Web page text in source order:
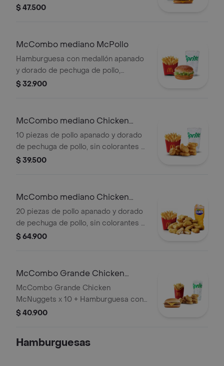
cinco quesos cremosos.
elección.
$ 47.500
McCombo mediano McPollo
Hamburguesa con medallón apanado
y dorado de pechuga de pollo,
mayonesa cremosa y lechuga fresca,
mediana a elección.
$ 32.900
McCombo mediano Chicken
McNuggets 10 pzas
10 piezas de pollo apanado y dorado
de pechuga de pollo, sin colorantes ni
conservantes artificiales.
elección.
$ 39.500
McCombo mediano Chicken
McNuggets de 20 pzas
20 piezas de pollo apanado y dorado
de pechuga de pollo, sin colorantes ni
conservantes artificiales.
elección.
$ 64.900
McCombo Grande Chicken
McNuggets x 10 + Hamburguesa
con Queso
McCombo Grande Chicken
McNuggets x 10 + Hamburguesa con
Queso
$ 40.900
Hamburguesas